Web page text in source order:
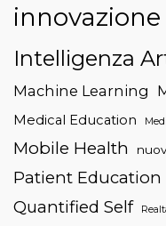
innovazione
Intelligenza
Machine Learning
Medical Education
Mobile Health
Patient Education
Quantified Self